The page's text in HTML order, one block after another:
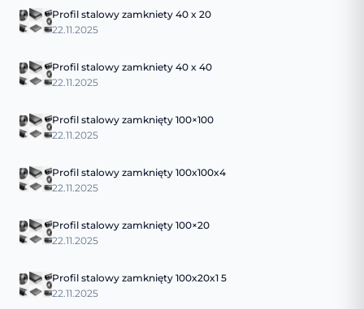
Profil stalowy zamkniety 40 x 20
22.11.2025
Profil stalowy zamkniety 40 x 40
22.11.2025
Profil stalowy zamknięty 100×100
22.11.2025
Profil stalowy zamknięty 100x100x4
22.11.2025
Profil stalowy zamknięty 100×20
22.11.2025
Profil stalowy zamknięty 100x20x1 5
22.11.2025